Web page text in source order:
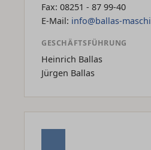
Fax: 08251 - 87 99-40
E-Mail: info@ballas-
GESCHÄFTSFÜHRUNG
Heinrich Ballas
Jürgen Ballas